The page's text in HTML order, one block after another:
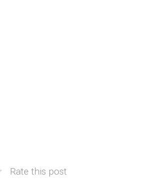
Rate this post